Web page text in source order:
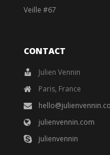
Veille #67
CONTACT
Julien Vennin
Paris, France
julienvennin.com
julienvennin